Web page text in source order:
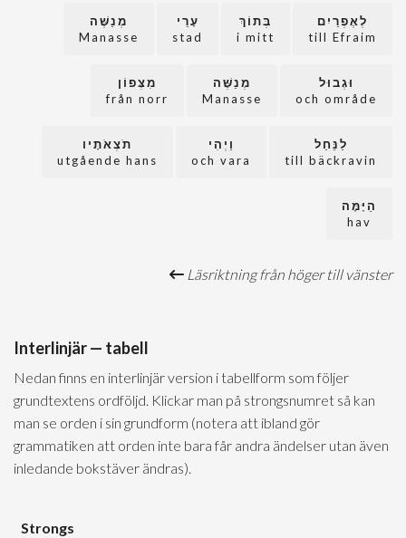
לְאֶפְרַיִם
till Efraim
בְּתוֹךְ
i mitt
עָרֵי
stad
מְנַשֶּׁה
Manasse
וּגְבוּל
och område
מְנַשֶּׁה
Manasse
מִצְּפוֹן
från norr
לַנַּחַל
till bäckravin
וַיְהִי
och vara
תֹצְאֹתָיו
utgående hans
הַיָּמָּה
hav
Läsriktning från höger till vänster
Interlinjär — tabell
Nedan finns en interlinjär version i tabellform som följer
grundtextens ordföljd. Klickar man på strongsnumret så kan
man se orden i sin grundform (notera att ibland gör
grammatiken att orden inte bara får andra ändelser utan även
inledande bokstäver ändras).
Strongs